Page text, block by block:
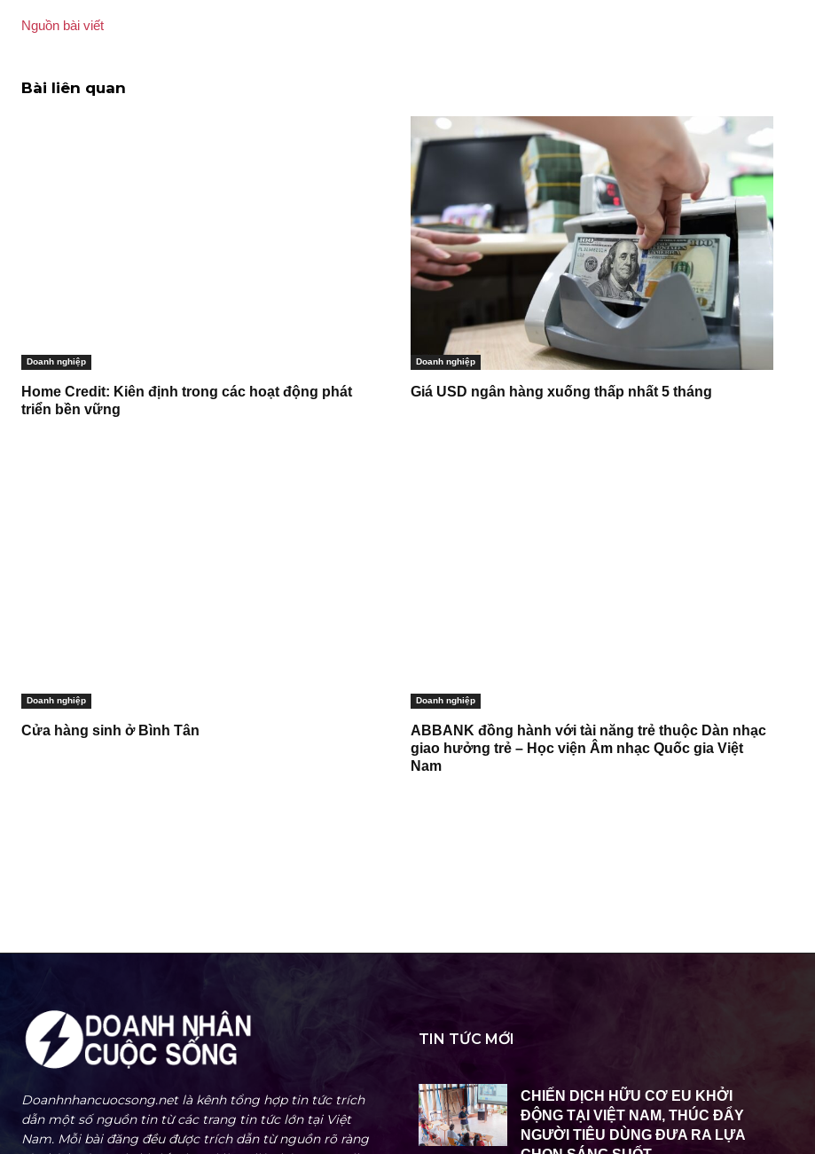
Nguồn bài viết
Bài liên quan
Doanh nghiệp
Home Credit: Kiên định trong các hoạt động phát
triển bền vững
Doanh nghiệp
Giá USD ngân hàng xuống thấp nhất 5 tháng
Doanh nghiệp
Cửa hàng sinh ở Bình Tân
Doanh nghiệp
ABBANK đồng hành với tài năng trẻ thuộc Dàn nhạc
giao hưởng trẻ – Học viện Âm nhạc Quốc gia Việt
Nam
Doanhnhancuocsong.net là kênh tổng hợp tin tức trích
dẫn một số nguồn tin từ các trang tin tức lớn tại Việt
Nam. Mỗi bài đăng đều được trích dẫn từ nguồn rõ ràng
TIN TỨC MỚI
CHIẾN DỊCH HỮU CƠ EU KHỞI
ĐỘNG TẠI VIỆT NAM, THÚC ĐẨY
NGƯỜI TIÊU DÙNG ĐƯA RA LỰA